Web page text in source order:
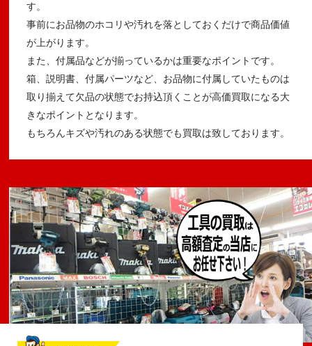
す。
事前にお品物のホコリや汚れを落としておくだけで商品価値
が上がります。
また、付属品などが揃っているかは重要なポイントです。
箱、説明書、付属パーツなど、お品物に付属していたものは
取り揃えて欠品の状態でお持込頂くことが高価買取になる大
きなポイントとなります。
もちろんキズや汚れのある状態でも買取は致しております。